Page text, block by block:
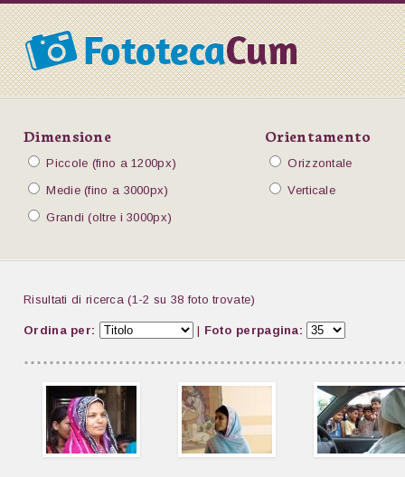
Dimensione Orientamento
Piccole (fino a 1200px)
Orizzontale
Medie (fino a 3000px)
Verticale
Grandi (oltre i 3000px)
Risultati di ricerca (1-2 su 38 foto trovate)
Ordina per: | Foto perpagina: